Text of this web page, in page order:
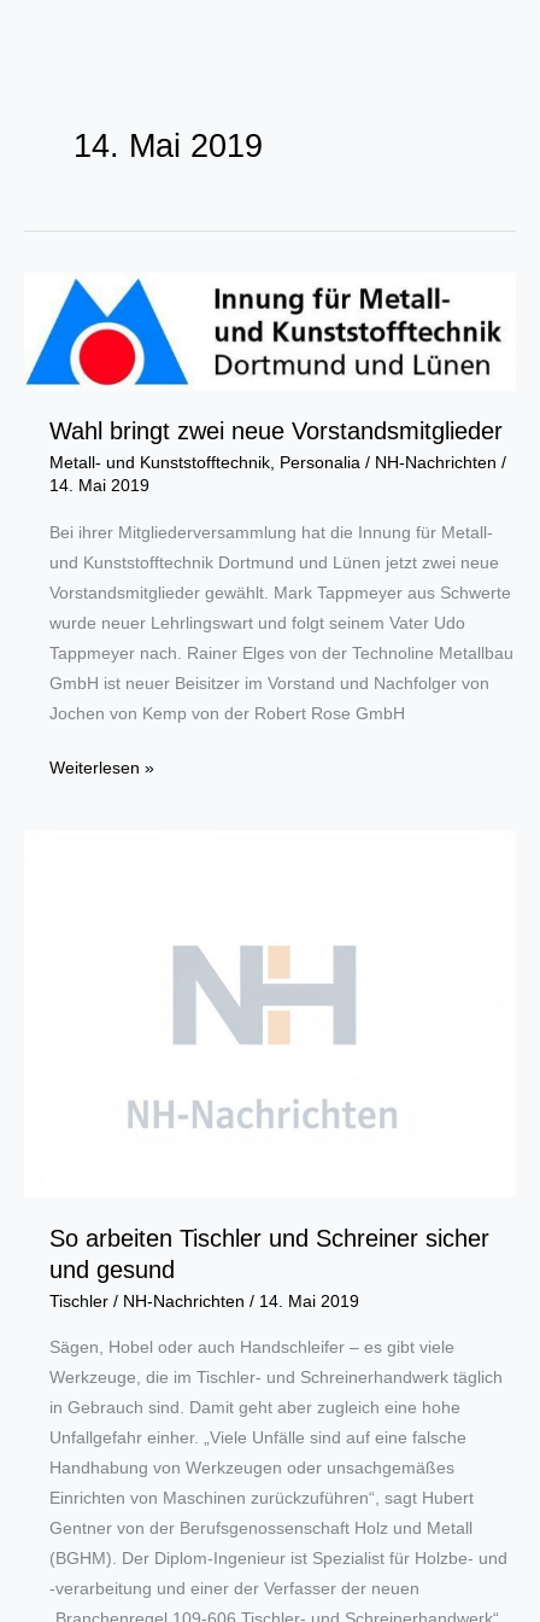
14. Mai 2019
Wahl bringt zwei neue Vorstandsmitglieder
Metall- und Kunststofftechnik, Personalia/ NH-Nachrichten /
14. Mai 2019
Bei ihrer Mitgliederversammlung hat die Innung für Metall-
und Kunststofftechnik Dortmund und Lünen jetzt zwei neue
Vorstandsmitglieder gewählt. Mark Tappmeyer aus Schwerte
wurde neuer Lehrlingswart und folgt seinem Vater Udo
Tappmeyer nach. Rainer Elges von der Technoline Metallbau
GmbH ist neuer Beisitzer im Vorstand und Nachfolger von
Jochen von Kemp von der Robert Rose GmbH
Wahl
Weiterlesen »
So arbeiten Tischler und Schreiner sicher
und gesund
Tischler/ NH-Nachrichten / 14. Mai 2019
Sägen, Hobel oder auch Handschleifer – es gibt viele
Werkzeuge, die im Tischler- und Schreinerhandwerk täglich
in Gebrauch sind. Damit geht aber zugleich eine hohe
Unfallgefahr einher. „Viele Unfälle sind auf eine falsche
Handhabung von Werkzeugen oder unsachgemäßes
Einrichten von Maschinen zurückzuführen“, sagt Hubert
Gentner von der Berufsgenossenschaft Holz und Metall
(BGHM). Der Diplom-Ingenieur ist Spezialist für Holzbe- und
-verarbeitung und einer der Verfasser der neuen